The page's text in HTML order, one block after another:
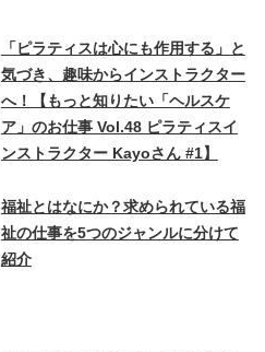
「ピラティスは心にも作用する」と
気づき、趣味からインストラクター
へ！【もっと知りたい「ヘルスケ
ア」のお仕事 Vol.48 ピラティスイ
ンストラクター Kayoさん #1】
福祉とはなにか？求められている福
祉の仕事を5つのジャンルに分けて
紹介